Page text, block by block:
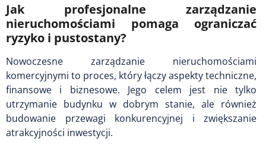
Jak profesjonalne zarządzanie
nieruchomościami pomaga ograniczać
ryzyko i pustostany?
Nowoczesne zarządzanie nieruchomościami
komercyjnymi to proces, który łączy aspekty techniczne,
finansowe i biznesowe. Jego celem jest nie tylko
utrzymanie budynku w dobrym stanie, ale również
budowanie przewagi konkurencyjnej i zwiększanie
atrakcyjności inwestycji.